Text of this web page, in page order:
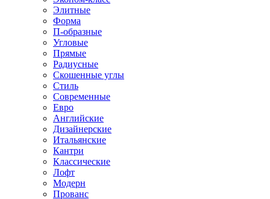
Элитные
Форма
П-образные
Угловые
Прямые
Радиусные
Скошенные углы
Стиль
Современные
Евро
Английские
Дизайнерские
Итальянские
Кантри
Классические
Лофт
Модерн
Прованс